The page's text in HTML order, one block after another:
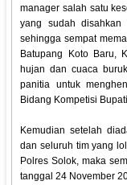
manager salah satu
yang sudah
sehingga sempat
Batupang Koto Baru,
hujan dan cuaca
panitia untuk
Bidang Kompetisi
Kemudian setelah
dan seluruh tim yang
Polres Solok, maka
tanggal 24 November